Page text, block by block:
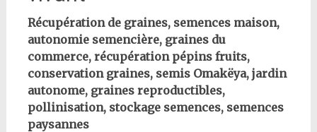
Récupération de graines, semences maison,
autonomie semencière, graines du
commerce, récupération pépins fruits,
conservation graines, semis Omakëya, jardin
autonome, graines reproductibles,
pollinisation, stockage semences, semences
paysannes